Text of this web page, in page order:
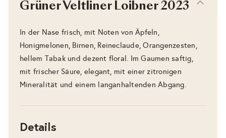
Grüner Veltliner Loibner 2023
In der Nase frisch, mit Noten von Äpfeln,
Honigmelonen, Birnen, Reineclaude, Orangenzesten,
hellem Tabak und dezent floral. Im Gaumen saftig,
mit frischer Säure, elegant, mit einer zitronigen
Mineralität und einem langanhaltenden Abgang.
Details